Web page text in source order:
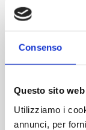
Consenso
Questo sito
Utilizziamo i
annunci, per